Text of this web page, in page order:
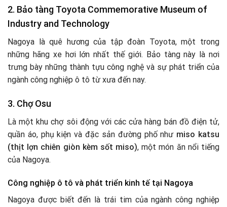
2. Bảo tàng Toyota Commemorative Museum of
Industry and Technology
Nagoya là quê hương của tập đoàn Toyota, một trong
những hãng xe hơi lớn nhất thế giới. Bảo tàng này là nơi
trưng bày những thành tựu công nghệ và sự phát triển của
ngành công nghiệp ô tô từ xưa đến nay.
3. Chợ Osu
Là một khu chợ sôi động với các cửa hàng bán đồ điện tử,
quần áo, phụ kiện và đặc sản đường phố như miso katsu
(thịt lợn chiên giòn kèm sốt miso), một món ăn nổi tiếng
của Nagoya.
Công nghiệp ô tô và phát triển kinh tế tại Nagoya
Nagoya được biết đến là trái tim của ngành công nghiệp